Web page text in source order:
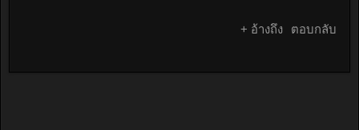
+ อ้างถึง ตอบกลับ